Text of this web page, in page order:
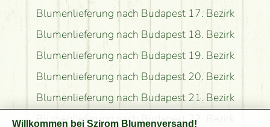
Blumenlieferung nach Budapest 17. Bezirk
Blumenlieferung nach Budapest 18. Bezirk
Blumenlieferung nach Budapest 19. Bezirk
Blumenlieferung nach Budapest 20. Bezirk
Blumenlieferung nach Budapest 21. Bezirk
Blumenlieferung nach Budapest 22. Bezirk
Willkommen bei Szirom Blumenversand!